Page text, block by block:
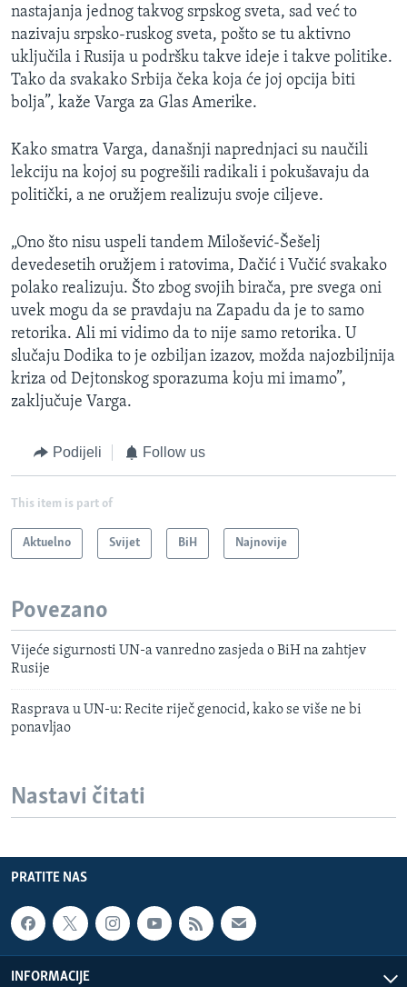
nastajanja jednog takvog srpskog sveta, sad već to
nazivaju srpsko-ruskog sveta, pošto se tu aktivno
uključila i Rusija u podršku takve ideje i takve politike.
Tako da svakako Srbija čeka koja će joj opcija biti
bolja”, kaže Varga za Glas Amerike.
Kako smatra Varga, današnji naprednjaci su naučili
lekciju na kojoj su pogrešili radikali i pokušavaju da
politički, a ne oružjem realizuju svoje ciljeve.
„Ono što nisu uspeli tandem Milošević-Šešelj
devedesetih oružjem i ratovima, Dačić i Vučić svakako
polako realizuju. Što zbog svojih birača, pre svega oni
uvek mogu da se pravdaju na Zapadu da je to samo
retorika. Ali mi vidimo da to nije samo retorika. U
slučaju Dodika to je ozbiljan izazov, možda najozbiljnija
kriza od Dejtonskog sporazuma koju mi imamo”,
zaključuje Varga.
Podijeli Follow us
This item is part of
Aktuelno Svijet BiH Najnovije
Povezano
Vijeće sigurnosti UN-a vanredno zasjeda o BiH na zahtjev
Rusije
Rasprava u UN-u: Recite riječ genocid, kako se više ne bi
ponavljao
Nastavi čitati
PRATITE NAS
INFORMACIJE